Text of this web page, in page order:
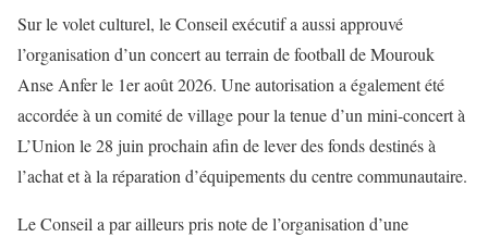
Sur le volet culturel, le Conseil exécutif a aussi approuvé
l’organisation d’un concert au terrain de football de Mourouk
Anse Anfer le 1er août 2026. Une autorisation a également été
accordée à un comité de village pour la tenue d’un mini-concert à
L’Union le 28 juin prochain afin de lever des fonds destinés à
l’achat et à la réparation d’équipements du centre communautaire.
Le Conseil a par ailleurs pris note de l’organisation d’une